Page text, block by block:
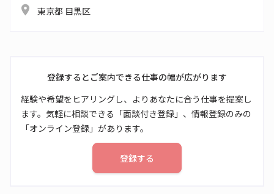
東京都 目黒区
登録するとご案内できる仕事の幅が広がります
経験や希望をヒアリングし、よりあなたに合う仕事を提案し
ます。気軽に相談できる「面談付き登録」、情報登録のみの
「オンライン登録」があります。
登録する